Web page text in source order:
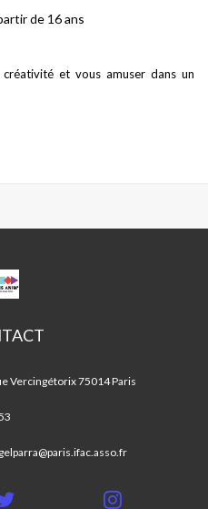
de 16 ans
et vous amuser dans un
CPA
ANGEL
Vercingétorix 75014 Paris